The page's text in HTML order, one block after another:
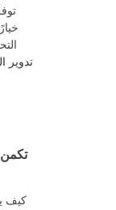
تدوير
تكمن
كيف